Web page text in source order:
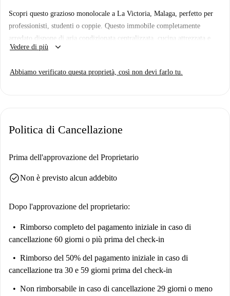
Scopri questo grazioso monolocale a La Victoria, Malaga, perfetto per
professionisti, studenti o coppie. Questo immobile completamente
arredato dispone di aria condizionata centralizzata, cucina attrezzata e
lavatrice in comune. Come per tutti gli annunci di Spotahome, ogni
tranquillità.
attrazioni, rendendo questo monolocale una scelta eccezionale per la tua
Vedere di più keyboard_arrow_down
Abbiamo verificato questa proprietà, così non devi farlo tu.
Politica di Cancellazione
Prima dell'approvazione del Proprietario
check_circleNon è previsto alcun addebito
Dopo l'approvazione del proprietario:
Rimborso completo del pagamento iniziale in caso di
cancellazione 60 giorni o più prima del check-in
Rimborso del 50% del pagamento iniziale in caso di
cancellazione tra 30 e 59 giorni prima del check-in
Non rimborsabile in caso di cancellazione 29 giorni o meno